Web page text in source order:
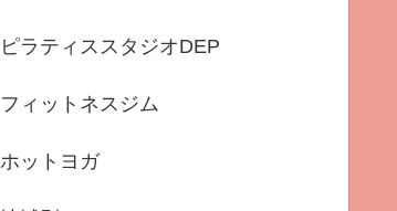
ピラティススタジオDEP
フィットネスジム
ホットヨガ